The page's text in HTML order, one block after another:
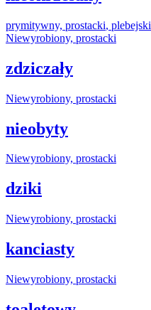
prymitywny, prostacki, plebejski
Niewyrobiony, prostacki
zdziczały
Niewyrobiony, prostacki
nieobyty
Niewyrobiony, prostacki
dziki
Niewyrobiony, prostacki
kanciasty
Niewyrobiony, prostacki